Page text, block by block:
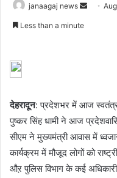
janaagaj news
Send
Less than a minute
देहरादून: प्रदेशभर में आज
पुष्कर सिंह धामी ने आज
सीएम ने मुख्यमंत्री आवास में
कार्यक्रम में मौजूद लोगों को
औऱ पुलिस विभाग के कई